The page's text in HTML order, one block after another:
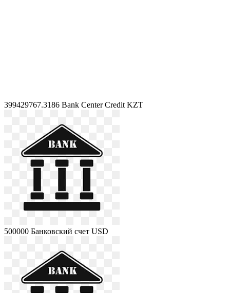
399429767.3186 Bank Center Credit KZT
500000 Банковский счет USD